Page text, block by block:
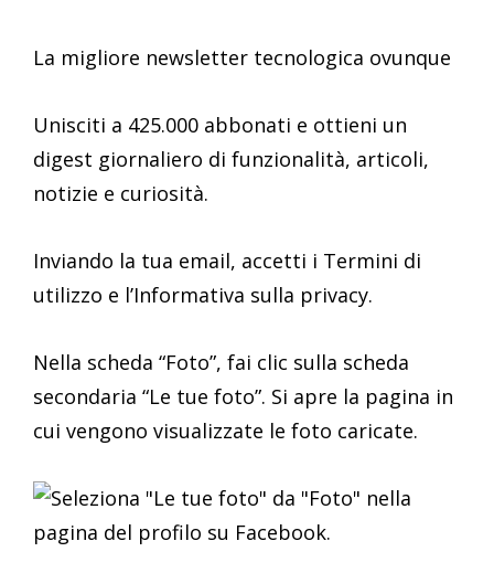
La migliore newsletter tecnologica ovunque
Unisciti a 425.000 abbonati e ottieni un
digest giornaliero di funzionalità, articoli,
notizie e curiosità.
Inviando la tua email, accetti i Termini di
utilizzo e l’Informativa sulla privacy.
Nella scheda “Foto”, fai clic sulla scheda
secondaria “Le tue foto”. Si apre la pagina in
cui vengono visualizzate le foto caricate.